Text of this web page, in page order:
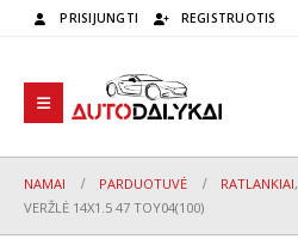
PRISIJUNGTI REGISTRUOTIS
NAMAI PARDUOTUVĖ RATLANKIAI,
VERŽLĖ 14X1.5 47 TOY04(100)